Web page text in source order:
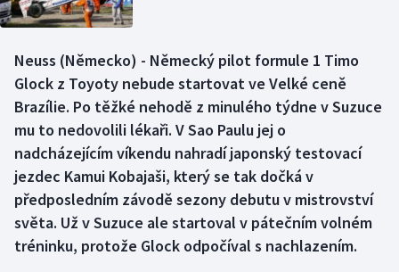
Boby a skeleton
Box
Curling
Dostihy
Florbal
Futsal
AZ kvíz
Neuss (Německo) - Německý pilot formule 1 Timo
Glock z Toyoty nebude startovat ve Velké ceně
Brazílie. Po těžké nehodě z minulého týdne v Suzuce
mu to nedovolili lékaři. V Sao Paulu jej o
nadcházejícím víkendu nahradí japonský testovací
jezdec Kamui Kobajaši, který se tak dočká v
předposledním závodě sezony debutu v mistrovství
světa. Už v Suzuce ale startoval v pátečním volném
tréninku, protože Glock odpočíval s nachlazením.